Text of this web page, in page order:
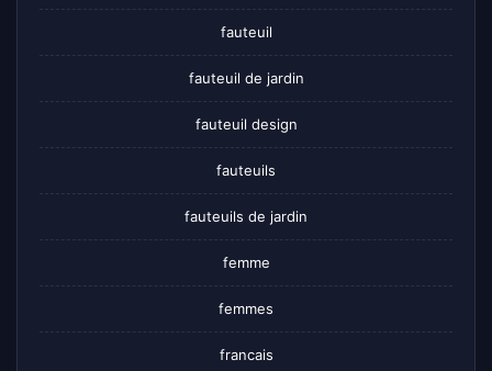
fauteuil
fauteuil de jardin
fauteuil design
fauteuils
fauteuils de jardin
femme
femmes
francais